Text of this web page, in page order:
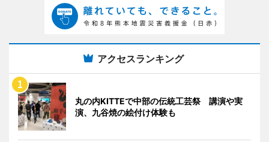
アクセスランキング
丸の内KITTEで中部の伝統工芸祭 講演や実
演、九谷焼の絵付け体験も